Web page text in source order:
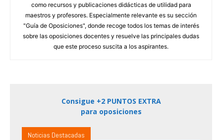
como recursos y publicaciones didácticas de utilidad para
maestros y profesores. Especialmente relevante es su sección
"Guía de Oposiciones", donde recoge todos los temas de interés
sobre las oposiciones docentes y resuelve las principales dudas
que este proceso suscita a los aspirantes.
Consigue +2 PUNTOS EXTRA
para oposiciones
Noticias Destacadas